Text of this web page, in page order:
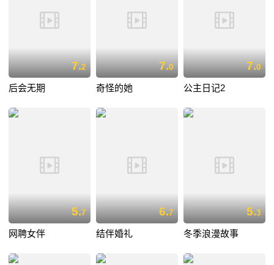
7.2
后会无期
7.0
奇怪的她
7.0
公主日记2
5.7
网聘女伴
6.7
结伴婚礼
5.3
冬季浪漫故事